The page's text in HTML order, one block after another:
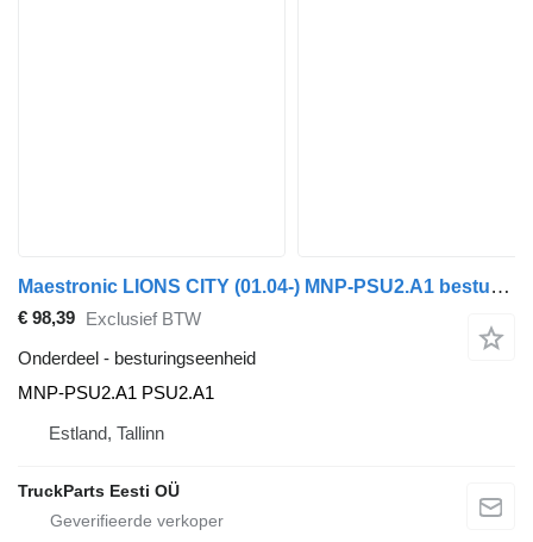
Maestronic LIONS CITY (01.04-) MNP-PSU2.A1 besturingseenheid voor MAN bus
€ 98,39
Exclusief BTW
Onderdeel - besturingseenheid
MNP-PSU2.A1 PSU2.A1
Estland, Tallinn
TruckParts Eesti OÜ